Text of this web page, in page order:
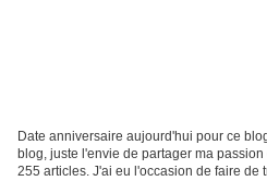
Date anniversaire aujourd'hui pour ce
blog, juste l'envie de partager ma
255 articles. J'ai eu l'occasion de faire de